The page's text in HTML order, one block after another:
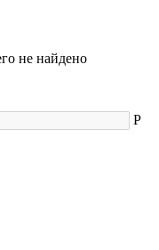
не найдено
Р